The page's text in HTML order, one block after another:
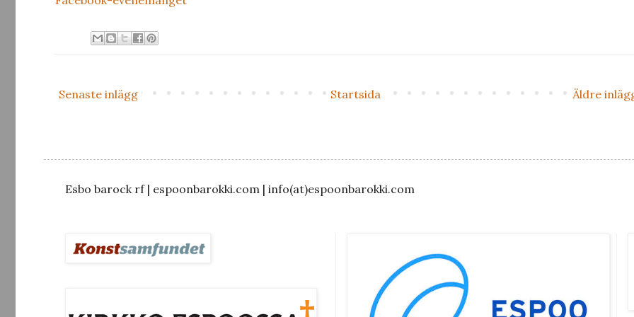
Senaste inlägg Äldre
Startsida
Esbo barock rf | espoonbarokki.com | info(at)espoonbarokki.com